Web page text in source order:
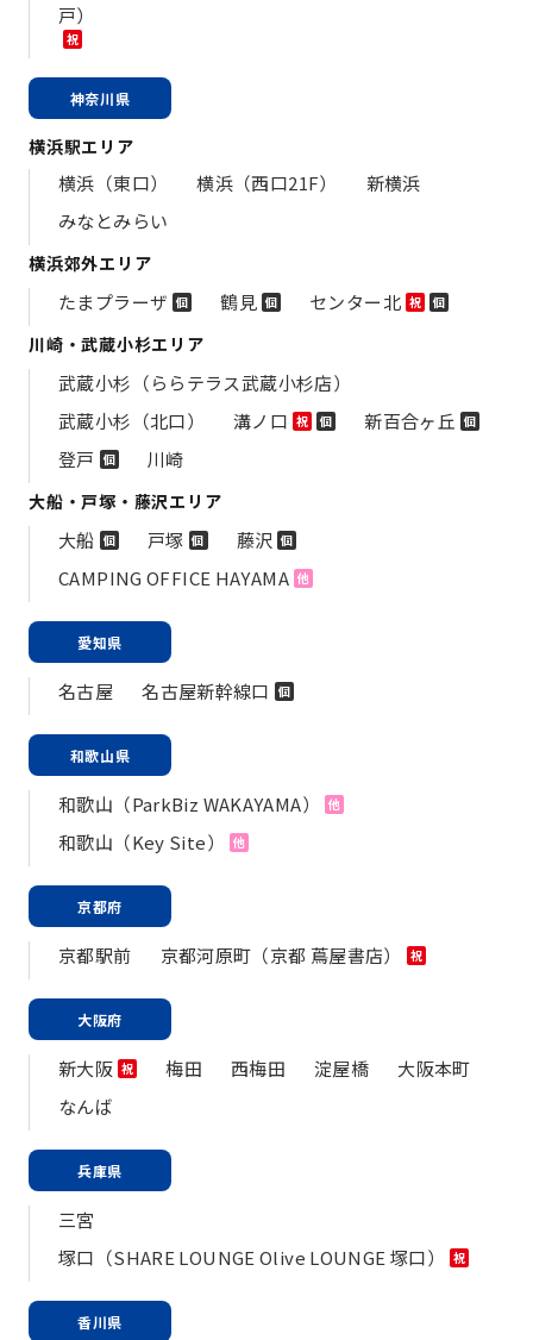
戸）
祝
神奈川県
横浜駅エリア
横浜（東口） 横浜（西口21F）
新横浜
みなとみらい
横浜郊外エリア
たまプラーザ 個 鶴見 個 センター北 祝 個
川崎・武蔵小杉エリア
武蔵小杉（ららテラス武蔵小杉店）
武蔵小杉（北口）
溝ノ口 祝 個 新百合ヶ丘 個
登戸 個 川崎
大船・戸塚・藤沢エリア
大船 個 戸塚 個 藤沢 個
CAMPING OFFICE HAYAMA 他
愛知県
名古屋 名古屋新幹線口 個
和歌山県
和歌山（ParkBiz WAKAYAMA） 他
和歌山（Key Site） 他
京都府
京都駅前 京都河原町（京都 蔦屋書店） 祝
大阪府
新大阪 祝 梅田 西梅田 淀屋橋
大阪本町
なんば
兵庫県
三宮
塚口（SHARE LOUNGE Olive LOUNGE 塚口）
祝
香川県